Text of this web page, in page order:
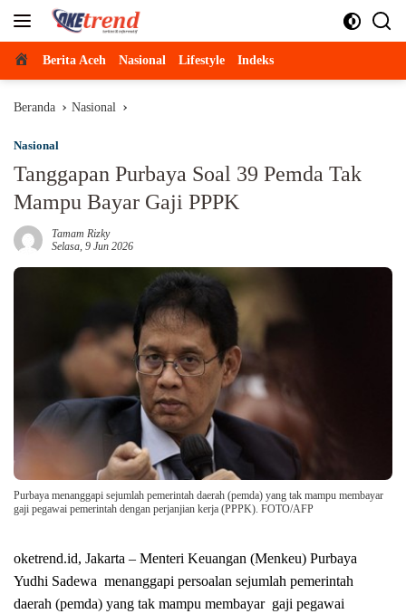
Beranda
Berita Aceh Nasional Lifestyle Indeks
Beranda Nasional
Nasional
Tanggapan Purbaya Soal 39 Pemda Tak
Mampu Bayar Gaji PPPK
Tamam Rizky
Selasa, 9 Jun 2026
Purbaya menanggapi sejumlah pemerintah daerah (pemda) yang tak mampu membayar
gaji pegawai pemerintah dengan perjanjian kerja (PPPK). FOTO/AFP
oketrend.id, Jakarta – Menteri Keuangan (Menkeu) Purbaya
Yudhi Sadewa menanggapi persoalan sejumlah pemerintah
daerah (pemda) yang tak mampu membayar gaji pegawai